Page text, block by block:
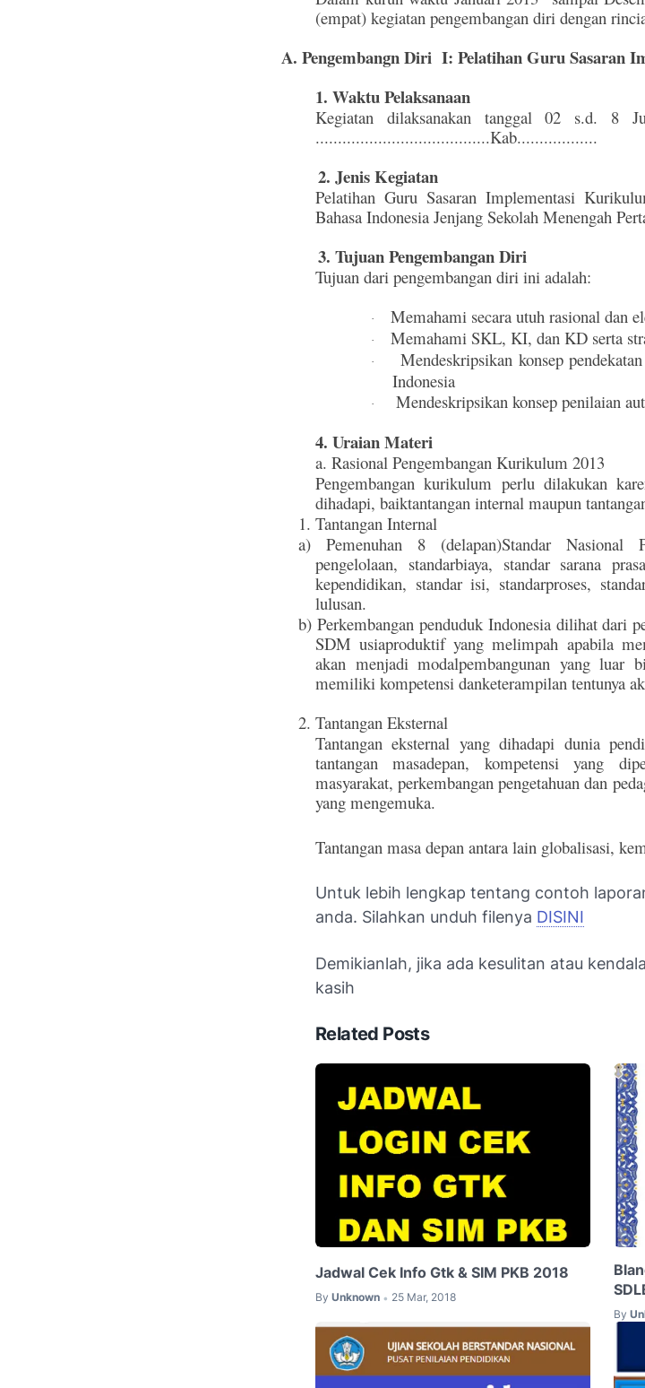
(empat) kegiatan pengembangan diri dengan
A. Pengembangn Diri I: Pelatihan Guru Sasaran
1. Waktu Pelaksanaan
Kegiatan dilaksanakan tanggal 02 s.d. 8
.......................................Kab..................
2. Jenis Kegiatan
Pelatihan Guru Sasaran Implementasi
Bahasa Indonesia Jenjang Sekolah Menengah
3. Tujuan Pengembangan Diri
Tujuan dari pengembangan diri ini adalah:
· Memahami secara utuh rasional dan
· Memahami SKL, KI, dan KD serta
·
Mendeskripsikan konsep
Indonesia
· Mendeskripsikan konsep penilaian
4. Uraian Materi
a. Rasional Pengembangan Kurikulum 2013
Pengembangan kurikulum perlu dilakukan
dihadapi, baiktantangan internal maupun
1. Tantangan Internal
a) Pemenuhan 8 (delapan)Standar Nasional
pengelolaan, standarbiaya, standar sarana
kependidikan, standar isi, standarproses,
lulusan.
b) Perkembangan penduduk Indonesia dilihat dari
SDM usiaproduktif yang melimpah apabila
akan menjadi modalpembangunan yang luar
memiliki kompetensi danketerampilan tentunya
2. Tantangan Eksternal
Tantangan eksternal yang dihadapi dunia
tantangan masadepan, kompetensi yang
masyarakat, perkembangan pengetahuan dan
yang mengemuka.
Tantangan masa depan antara lain globalisasi,
Untuk lebih lengkap tentang contoh
anda. Silahkan unduh filenya DISINI
Demikianlah, jika ada kesulitan atau
kasih
Related Posts
Jadwal Cek Info Gtk & SIM PKB 2018
By Unknown • 25 Mar, 2018
By